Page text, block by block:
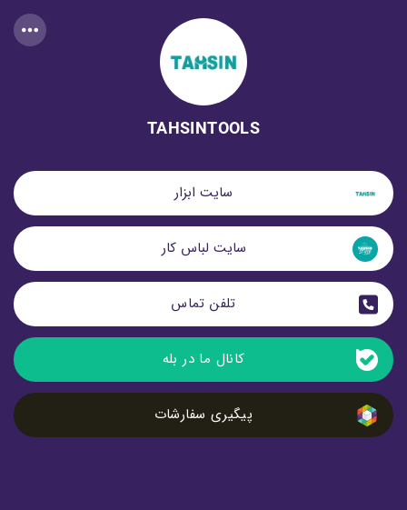
TAHSINTOOLS
سایت ابزار
سایت لباس کار
تلفن تماس
کانال ما در بله
پیگیری سفارشات